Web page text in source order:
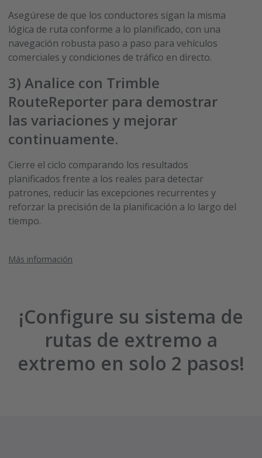
Asegúrese de que los conductores sigan la misma
lógica de ruta conforme a lo planificado, con una
navegación robusta paso a paso para vehículos
comerciales y condiciones de tráfico en directo.
3)Analice con Trimble
RouteReporter para demostrar
las variaciones y mejorar
continuamente.
Cierre el ciclo comparando los resultados
planificados frente a los reales para detectar
patrones, reducir las excepciones recurrentes y
reforzar la precisión de la planificación a lo largo del
tiempo.
Más información
¡Configure su sistema de
rutas de extremo a
extremo en solo 2 pasos!